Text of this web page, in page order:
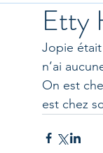
Etty
Jopie
n’ai
On est
est chez